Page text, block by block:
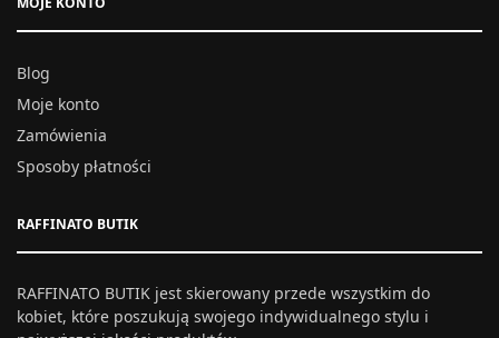
Blog
Moje konto
Zamówienia
Sposoby płatności
RAFFINATO BUTIK
RAFFINATO BUTIK jest skierowany przede wszystkim do
kobiet, które poszukują swojego indywidualnego stylu i